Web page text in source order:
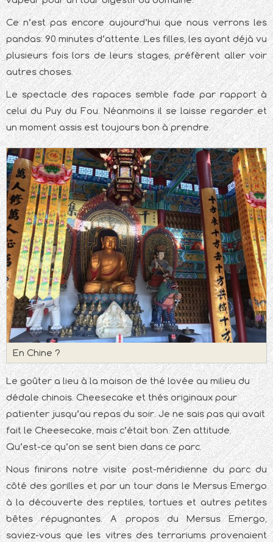
Ce n’est pas encore aujourd’hui que nous verrons les
pandas: 90 minutes d’attente. Les filles, les ayant déjà vu
plusieurs fois lors de leurs stages, préfèrent aller voir
autres choses.
Le spectacle des rapaces semble fade par rapport à
celui du Puy du Fou. Néanmoins il se laisse regarder et
un moment assis est toujours bon à prendre.
En Chine ?
Le goûter a lieu à la maison de thé lovée au milieu du
dédale chinois. Cheesecake et thés originaux pour
patienter jusqu’au repas du soir. Je ne sais pas qui avait
fait le Cheesecake, mais c’était bon. Zen attitude.
Qu’est-ce qu’on se sent bien dans ce parc.
Nous finirons notre visite post-méridienne du parc du
côté des gorilles et par un tour dans le Mersus Emergo
à la découverte des reptiles, tortues et autres petites
bêtes répugnantes. A propos du Mersus Emergo,
saviez-vous que les vitres des terrariums provenaient